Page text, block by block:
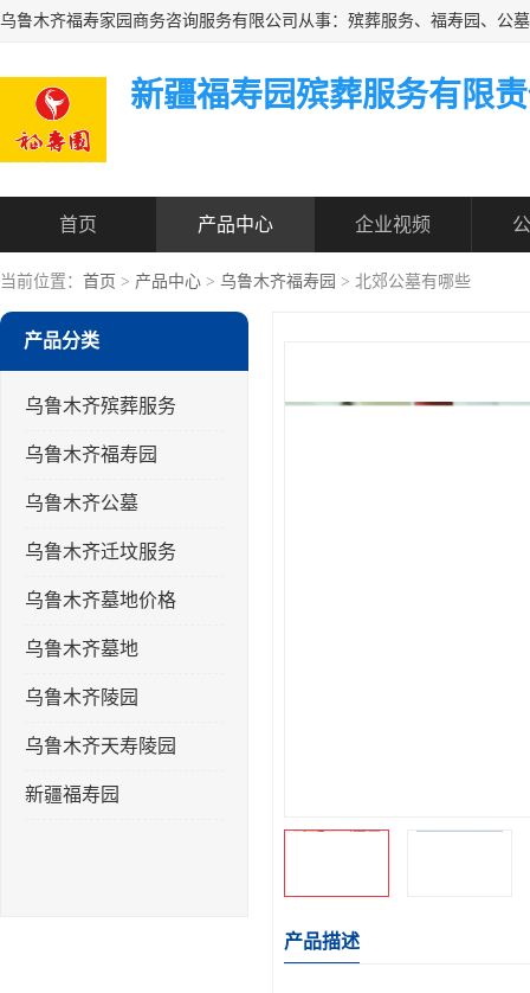
新疆福寿园殡葬服务有限
首页 产品中心 企业视频
当前位置： 首页 > 产品中心 > 乌鲁木齐福寿园 > 北郊公墓有哪些
产品分类
乌鲁木齐殡葬服务
乌鲁木齐福寿园
乌鲁木齐公墓
乌鲁木齐迁坟服务
乌鲁木齐墓地价格
乌鲁木齐墓地
乌鲁木齐陵园
乌鲁木齐天寿陵园
新疆福寿园
产品描述